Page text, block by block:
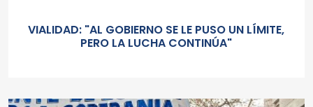
VIALIDAD: "AL GOBIERNO SE LE PUSO UN LÍMITE,
PERO LA LUCHA CONTINÚA"